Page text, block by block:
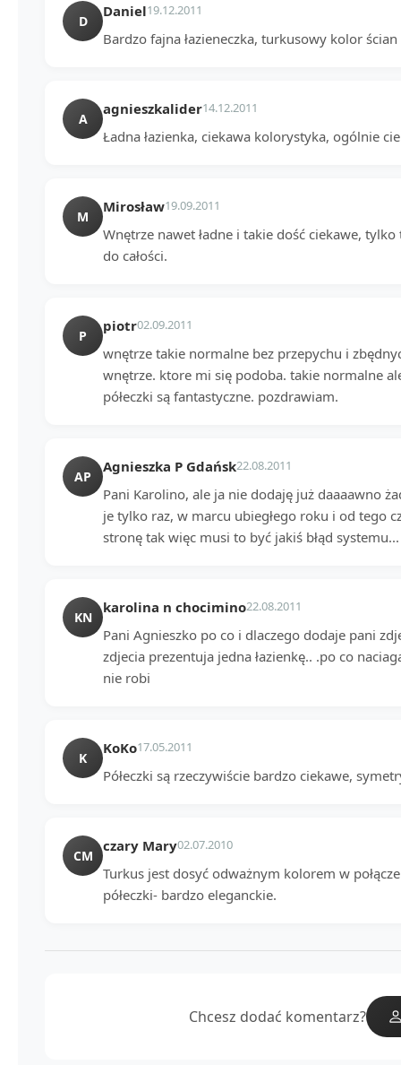
D
Daniel19.12.2011
Bardzo fajna łazieneczka, turkusowy kolor
A
agnieszkalider14.12.2011
Ładna łazienka, ciekawa kolorystyka, ogólnie
M
Mirosław19.09.2011
Wnętrze nawet ładne i takie dość ciekawe,
do całości.
P
piotr02.09.2011
wnętrze takie normalne bez przepychu i
wnętrze. ktore mi się podoba. takie normalne
półeczki są fantastyczne. pozdrawiam.
AP
Agnieszka P Gdańsk22.08.2011
Pani Karolino, ale ja nie dodaję już daaaawno
je tylko raz, w marcu ubiegłego roku i od tego
stronę tak więc musi to być jakiś błąd
KN
karolina n chocimino22.08.2011
Pani Agnieszko po co i dlaczego dodaje pani
zdjecia prezentuja jedna łazienkę.. .po co
nie robi
K
KoKo17.05.2011
Półeczki są rzeczywiście bardzo ciekawe,
CM
czary Mary02.07.2010
Turkus jest dosyć odważnym kolorem w
półeczki- bardzo eleganckie.
Chcesz dodać komentarz?